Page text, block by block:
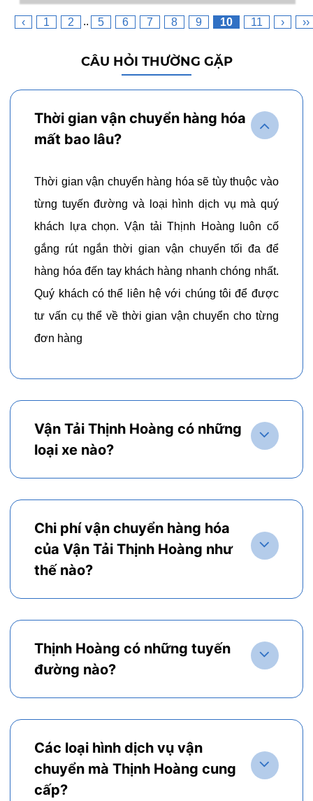
‹ 1 2 .. 5 6 7 8 9 10 11 › ››
CÂU HỎI THƯỜNG GẶP
Thời gian vận chuyển hàng hóa
mất bao lâu?
Thời gian vận chuyển hàng hóa sẽ tùy thuộc vào
từng tuyến đường và loại hình dịch vụ mà quý
khách lựa chọn. Vận tải Thịnh Hoàng luôn cố
gắng rút ngắn thời gian vận chuyển tối đa để
hàng hóa đến tay khách hàng nhanh chóng nhất.
Quý khách có thể liên hệ với chúng tôi để được
tư vấn cụ thể về thời gian vận chuyển cho từng
đơn hàng
Vận Tải Thịnh Hoàng có những
loại xe nào?
Chi phí vận chuyển hàng hóa
của Vận Tải Thịnh Hoàng như
thế nào?
Thịnh Hoàng có những tuyến
đường nào?
Các loại hình dịch vụ vận
chuyển mà Thịnh Hoàng cung
cấp?